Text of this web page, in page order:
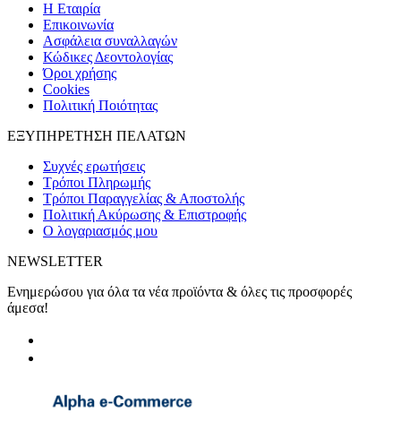
H Εταιρία
Eπικοινωνία
Ασφάλεια συναλλαγών
Κώδικες Δεοντολογίας
Όροι χρήσης
Cookies
Πολιτική Ποιότητας
ΕΞΥΠΗΡΕΤΗΣΗ ΠΕΛΑΤΩΝ
Συχνές ερωτήσεις
Τρόποι Πληρωμής
Τρόποι Παραγγελίας & Αποστολής
Πολιτική Ακύρωσης & Επιστροφής
Ο λογαριασμός μου
NEWSLETTER
Ενημερώσου για όλα τα νέα προϊόντα & όλες τις προσφορές
άμεσα!